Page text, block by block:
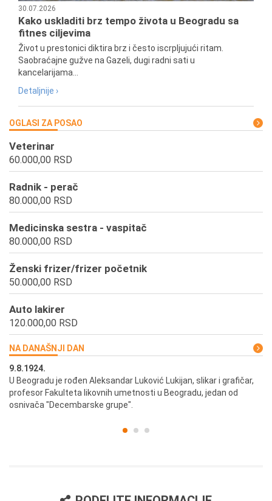
30.07.2026
Kako uskladiti brz tempo života u Beogradu sa
fitnes ciljevima
Život u prestonici diktira brz i često iscrpljujući ritam.
Saobraćajne gužve na Gazeli, dugi radni sati u
kancelarijama...
Detaljnije ›
OGLASI ZA POSAO
Veterinar
60.000,00 RSD
Radnik - perač
80.000,00 RSD
Medicinska sestra - vaspitač
80.000,00 RSD
Ženski frizer/frizer početnik
50.000,00 RSD
Auto lakirer
120.000,00 RSD
NA DANAŠNJI DAN
9.8.1924.
U Beogradu je rođen Aleksandar Luković Lukijan, slikar i grafičar,
profesor Fakulteta likovnih umetnosti u Beogradu, jedan od
osnivača "Decembarske grupe".